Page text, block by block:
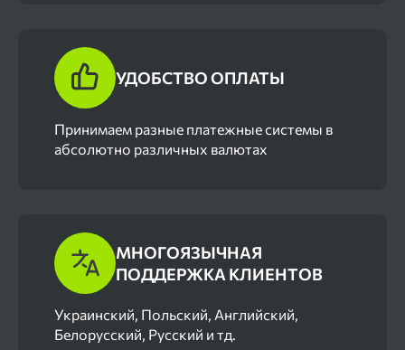
УДОБСТВО ОПЛАТЫ
Принимаем разные платежные системы в
абсолютно различных валютах
МНОГОЯЗЫЧНАЯ
ПОДДЕРЖКА КЛИЕНТОВ
Украинский, Польский, Английский,
Белорусский, Русский и тд.